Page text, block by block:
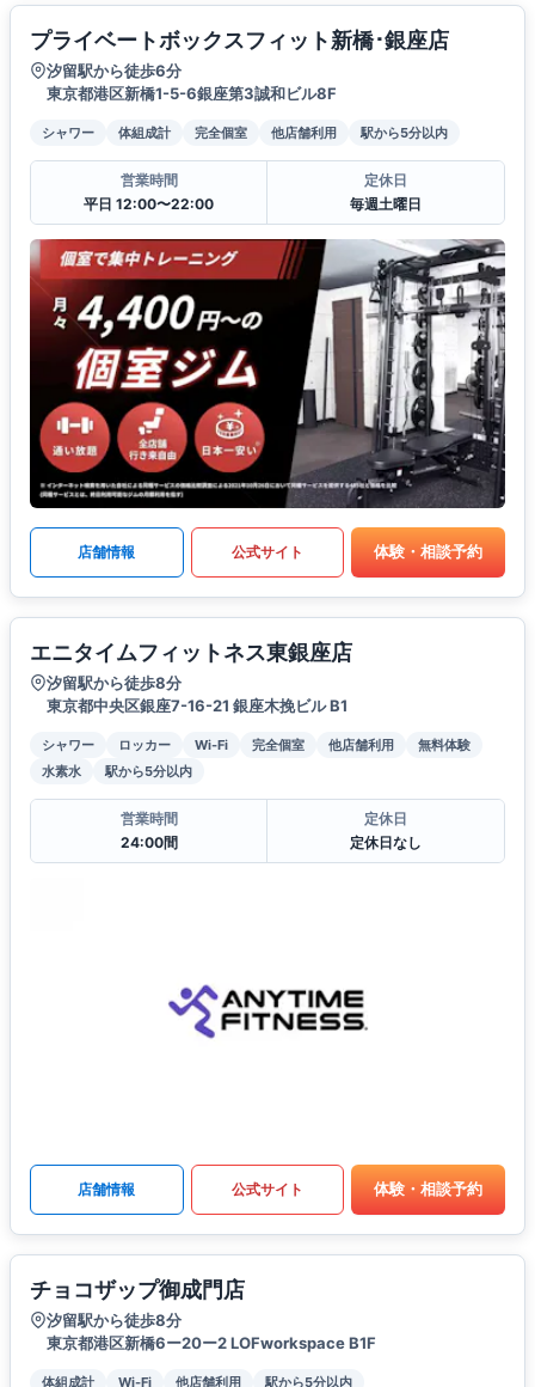
プライベートボックスフィット新橋･銀座店
汐留駅から徒歩6分
東京都港区新橋1-5-6銀座第3誠和ビル8F
シャワー 体組成計 完全個室 他店舗利用 駅から5分以内
営業時間
平日 12:00〜22:00
定休日
毎週土曜日
店舗情報 公式サイト 体験・相談予約
エニタイムフィットネス東銀座店
汐留駅から徒歩8分
東京都中央区銀座7-16-21 銀座木挽ビル B1
シャワー ロッカー Wi-Fi 完全個室 他店舗利用
無料体験
水素水
駅から5分以内
営業時間
24:00間
定休日
定休日なし
店舗情報 公式サイト 体験・相談予約
チョコザップ御成門店
汐留駅から徒歩8分
東京都港区新橋6ー20ー2 LOFworkspace B1F
体組成計 Wi-Fi 他店舗利用 駅から5分以内